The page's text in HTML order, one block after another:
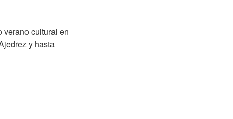
verano cultural en
y hasta